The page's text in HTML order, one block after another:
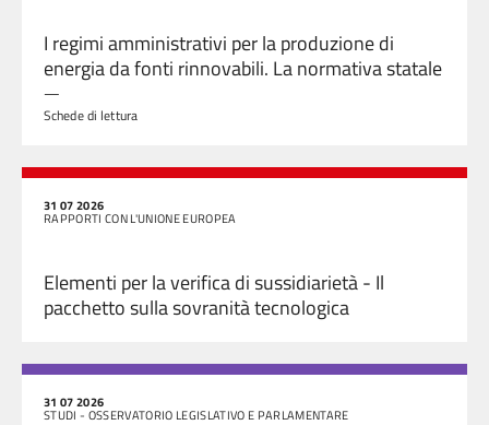
I regimi amministrativi per la produzione di
energia da fonti rinnovabili. La normativa statale
—
Schede di lettura
31 07 2026
RAPPORTI CON L'UNIONE EUROPEA
Elementi per la verifica di sussidiarietà - Il
pacchetto sulla sovranità tecnologica
31 07 2026
STUDI - OSSERVATORIO LEGISLATIVO E PARLAMENTARE